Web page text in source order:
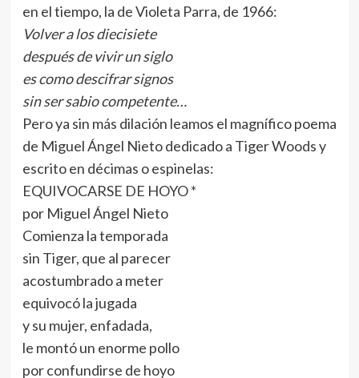
en el tiempo, la de Violeta Parra, de 1966:
Volver a los diecisiete
después de vivir un siglo
es como descifrar signos
sin ser sabio competente…
Pero ya sin más dilación leamos el magnífico poema
de Miguel Ángel Nieto dedicado a Tiger Woods y
escrito en décimas o espinelas:
EQUIVOCARSE DE HOYO *
por Miguel Ángel Nieto
Comienza la temporada
sin Tiger, que al parecer
acostumbrado a meter
equivocó la jugada
y su mujer, enfadada,
le montó un enorme pollo
por confundirse de hoyo